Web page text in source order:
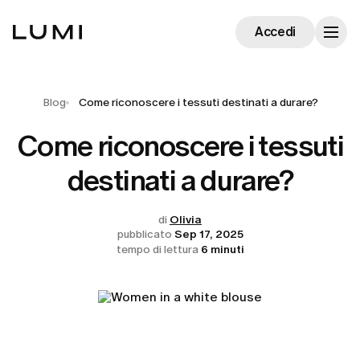
Accedi
Blog Come riconoscere i tessuti destinati a durare?
Come riconoscere i tessuti
destinati a durare?
di Olivia
pubblicato Sep 17, 2025
tempo di lettura 6 minuti